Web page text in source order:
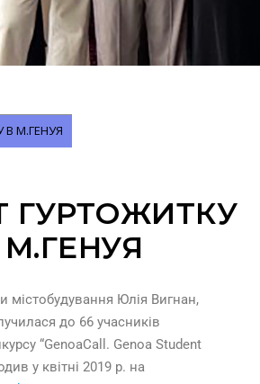
В М.ГЕНУЯ
ГУРТОЖИТКУ
М.ГЕНУЯ
містобудування Юлія Вигнан,
до 66 учасників
“GenoaCall. Genoa Student
у квітні 2019 р. на